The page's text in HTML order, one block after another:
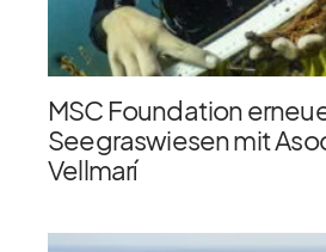
MSC Foundation
Seegraswiesen mit
Vellmarí